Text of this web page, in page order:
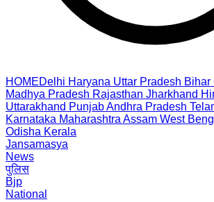
HOMEDelhi Haryana Uttar Pradesh Bihar
Madhya Pradesh Rajasthan Jharkhand
Uttarakhand PunjabAndhra Pradesh
Karnataka Maharashtra Assam West
Odisha Kerala
Jansamasya
News
पुलिस
Bjp
National